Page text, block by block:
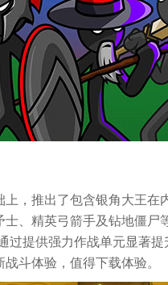
，推出了包含银角大王在
、精英弓箭手及钻地僵尸
过提供强力作战单元显著
斗体验，值得下载体验。